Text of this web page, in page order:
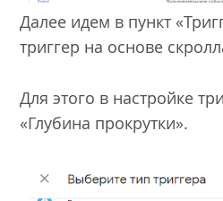
Далее идем в пункт
триггер на основе
Для этого в настройке
«Глубина прокрутки».